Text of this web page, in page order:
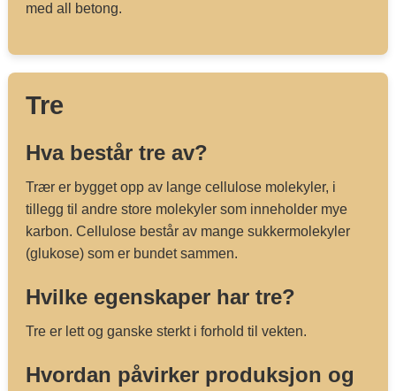
med all betong.
Tre
Hva består tre av?
Trær er bygget opp av lange cellulose molekyler, i
tillegg til andre store molekyler som inneholder mye
karbon. Cellulose består av mange sukkermolekyler
(glukose) som er bundet sammen.
Hvilke egenskaper har tre?
Tre er lett og ganske sterkt i forhold til vekten.
Hvordan påvirker produksjon og